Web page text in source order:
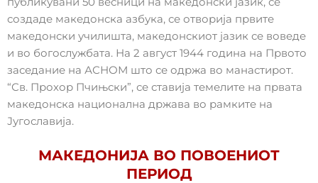
создаде македонска азбука, се отворија првите
македонски училишта, македонскиот јазик се воведе
и во богослужбата. На 2 август 1944 година на Првото
заседание на АСНОМ што се одржа во манастирот.
“Св. Прохор Пчињски”, се ставија темелите на првата
македонска национална држава во рамките на
Југославија.
МАКЕДОНИЈА ВО ПОВОЕНИОТ
ПЕРИОД